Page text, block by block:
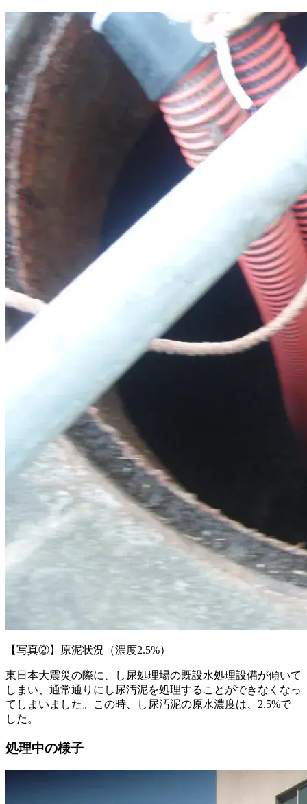
【写真②】原泥状況（濃度2.5%）
東日本大震災の際に、し尿処理場の既設水処理設備が傾いて
しまい、通常通りにし尿汚泥を処理することができなくなっ
てしまいました。この時、し尿汚泥の原水濃度は、2.5%で
した。
処理中の様子